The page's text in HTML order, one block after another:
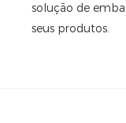
solução de
seus produtos.